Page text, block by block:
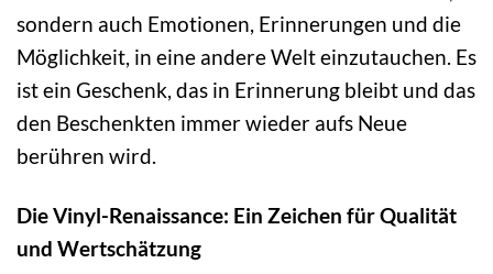
sondern auch Emotionen, Erinnerungen und die
Möglichkeit, in eine andere Welt einzutauchen. Es
ist ein Geschenk, das in Erinnerung bleibt und das
den Beschenkten immer wieder aufs Neue
berühren wird.
Die Vinyl-Renaissance: Ein Zeichen für Qualität
und Wertschätzung